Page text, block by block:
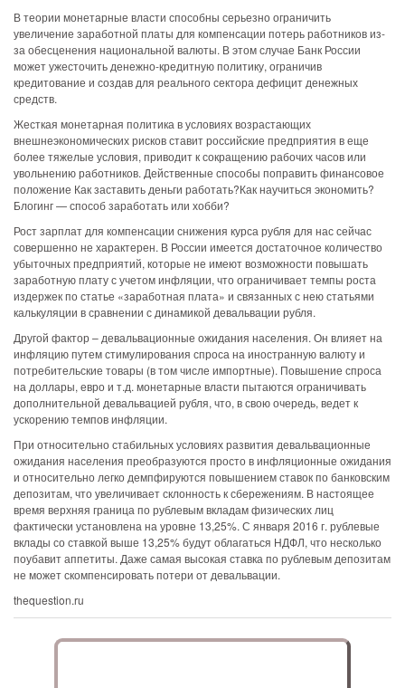
В теории монетарные власти способны серьезно ограничить
увеличение заработной платы для компенсации потерь работников из-
за обесценения национальной валюты. В этом случае Банк России
может ужесточить денежно-кредитную политику, ограничив
кредитование и создав для реального сектора дефицит денежных
средств.
Жесткая монетарная политика в условиях возрастающих
внешнеэкономических рисков ставит российские предприятия в еще
более тяжелые условия, приводит к сокращению рабочих часов или
увольнению работников. Действенные способы поправить финансовое
положение Как заставить деньги работать?Как научиться экономить?
Блогинг — способ заработать или хобби?
Рост зарплат для компенсации снижения курса рубля для нас сейчас
совершенно не характерен. В России имеется достаточное количество
убыточных предприятий, которые не имеют возможности повышать
заработную плату с учетом инфляции, что ограничивает темпы роста
издержек по статье «заработная плата» и связанных с нею статьями
калькуляции в сравнении с динамикой девальвации рубля.
Другой фактор – девальвационные ожидания населения. Он влияет на
инфляцию путем стимулирования спроса на иностранную валюту и
потребительские товары (в том числе импортные). Повышение спроса
на доллары, евро и т.д. монетарные власти пытаются ограничивать
дополнительной девальвацией рубля, что, в свою очередь, ведет к
ускорению темпов инфляции.
При относительно стабильных условиях развития девальвационные
ожидания населения преобразуются просто в инфляционные ожидания
и относительно легко демпфируются повышением ставок по банковским
депозитам, что увеличивает склонность к сбережениям. В настоящее
время верхняя граница по рублевым вкладам физических лиц
фактически установлена на уровне 13,25%. С января 2016 г. рублевые
вклады со ставкой выше 13,25% будут облагаться НДФЛ, что несколько
поубавит аппетиты. Даже самая высокая ставка по рублевым депозитам
не может скомпенсировать потери от девальвации.
thequestion.ru